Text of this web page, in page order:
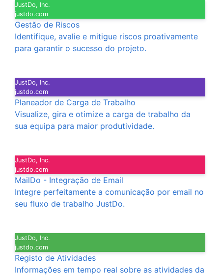
JustDo, Inc.
justdo.com
Gestão de Riscos
Identifique, avalie e mitigue riscos proativamente
para garantir o sucesso do projeto.
JustDo, Inc.
justdo.com
Planeador de Carga de Trabalho
Visualize, gira e otimize a carga de trabalho da
sua equipa para maior produtividade.
JustDo, Inc.
justdo.com
MailDo - Integração de Email
Integre perfeitamente a comunicação por email no
seu fluxo de trabalho JustDo.
JustDo, Inc.
justdo.com
Registo de Atividades
Informações em tempo real sobre as atividades da